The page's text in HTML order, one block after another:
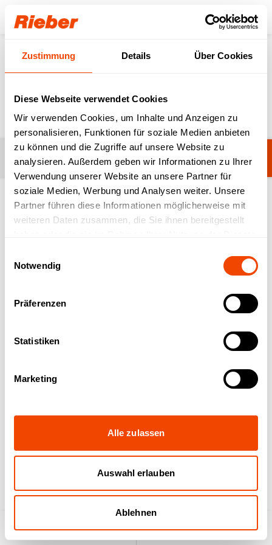
Zustimmung Details Über Cookies
Diese Webseite verwendet Cookies
Wir verwenden Cookies, um Inhalte und Anzeigen zu
personalisieren, Funktionen für soziale Medien anbieten
zu können und die Zugriffe auf unsere Website zu
analysieren. Außerdem geben wir Informationen zu Ihrer
Verwendung unserer Website an unsere Partner für
soziale Medien, Werbung und Analysen weiter. Unsere
Partner führen diese Informationen möglicherweise mit
weiteren Daten zusammen, die Sie ihnen bereitgestellt
Notwendig
Präferenzen
Statistiken
Marketing
Alle zulassen
Auswahl erlauben
Ablehnen
Login
Gastronorm-System
GN-Deckel
Kochdeckel Edelstahl Filter
1-8 von 8 Produkten
Edelstahl
Kochdeckel 1/2
Kochdeckel 1/3
Edelstahl
Produktsuche Anfrageliste